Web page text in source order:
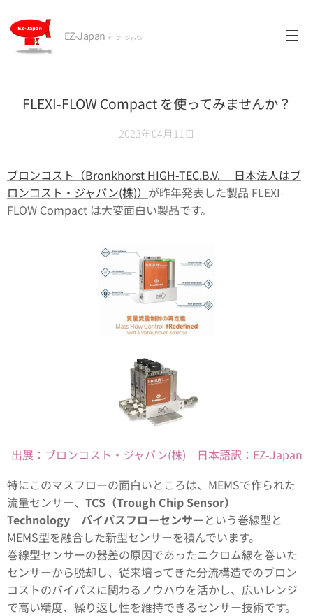
EZ-Japan イージージャパン
FLEXI-FLOW Compact を使ってみませんか？
2023年04月11日
ブロンコスト（Bronkhorst HIGH-TEC.B.V. 日本法人はブ
ロンコスト・ジャパン(株)） が昨年発表した製品 FLEXI-
FLOW Compact は大変面白い製品です。
出展：ブロンコスト・ジャパン(株) 日本語訳：EZ-Japan
特にこのマスフローの面白いところは、MEMSで作られた
流量センサー、 TCS（Trough Chip Sensor）
Technology バイパスフローセンサーという巻線型と
MEMS型を融合した新型センサーを積んでいます。
巻線型センサーの器差の原因であったニクロム線を巻いた
センサーから脱却し、従来培ってきた分流構造でのブロン
コストのバイパスに関わるノウハウを活かし、広いレンジ
で高い精度、繰り返し性を維持できるセンサー技術です。